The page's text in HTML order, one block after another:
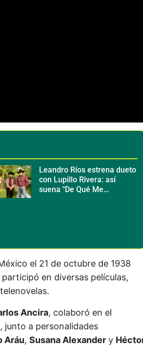
Leandro Ríos estrena dueto
con Lupillo Rivera: así
suena "De Qué Me
el 21 de octubre de 1938
en diversas películas,
Ancira, colaboró en el
junto a personalidades
Aráu, Susana Alexander y